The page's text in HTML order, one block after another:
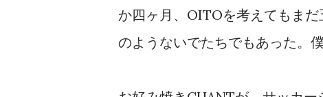
か四ヶ月、OITOを考えてもま
のようないでたちでもあった。